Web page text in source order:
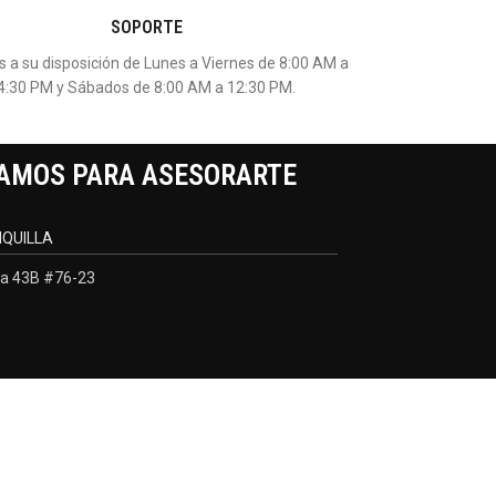
SOPORTE
a su disposición de Lunes a Viernes de 8:00 AM a
PM y Sábados de 8:00 AM a 12:30 PM.
PARA ASESORARTE
43B #76-23